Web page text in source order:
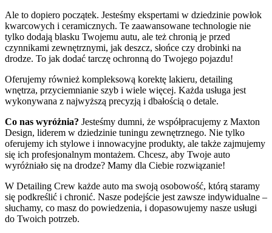
Ale to dopiero początek. Jesteśmy ekspertami w dziedzinie powłok
kwarcowych i ceramicznych. Te zaawansowane technologie nie
tylko dodają blasku Twojemu autu, ale też chronią je przed
czynnikami zewnętrznymi, jak deszcz, słońce czy drobinki na
drodze. To jak dodać tarczę ochronną do Twojego pojazdu!
Oferujemy również kompleksową korektę lakieru, detailing
wnętrza, przyciemnianie szyb i wiele więcej. Każda usługa jest
wykonywana z najwyższą precyzją i dbałością o detale.
Co nas wyróżnia? Jesteśmy dumni, że współpracujemy z Maxton
Design, liderem w dziedzinie tuningu zewnętrznego. Nie tylko
oferujemy ich stylowe i innowacyjne produkty, ale także zajmujemy
się ich profesjonalnym montażem. Chcesz, aby Twoje auto
wyróżniało się na drodze? Mamy dla Ciebie rozwiązanie!
W Detailing Crew każde auto ma swoją osobowość, którą staramy
się podkreślić i chronić. Nasze podejście jest zawsze indywidualne –
słuchamy, co masz do powiedzenia, i dopasowujemy nasze usługi
do Twoich potrzeb.